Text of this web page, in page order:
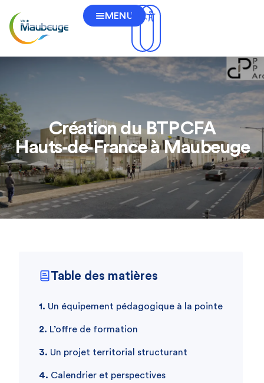
MENU
Création du BTP CFA
Hauts‑de‑France à Maubeuge
Table des matières
Un équipement pédagogique à la pointe
L’offre de formation
Un projet territorial structurant
Calendrier et perspectives